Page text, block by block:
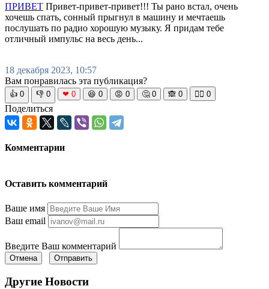
ПРИВЕТ Привет-привет-привет!!! Ты рано встал, очень
хочешь спать, сонный прыгнул в машину и мечтаешь
послушать по радио хорошую музыку. Я придам тебе
отличный импульс на весь день...
18 декабря 2023, 10:57
Вам понравилась эта публикация?
👍 0 👎 0 ❤ 0 😆 0 😡 0 🤔 0 🙈 0 🧘‍♀️ 0
Поделиться
Комментарии
Оставить комментарий
Ваше имя
Ваш email
Введите Ваш комментарий
Отмена Отправить
Другие Новости